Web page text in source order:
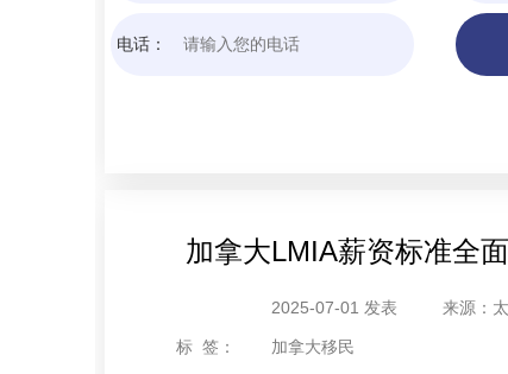
电话：
加拿大LMIA薪资标准全
2025-07-01 发表 来源：
标 签：
加拿大移民